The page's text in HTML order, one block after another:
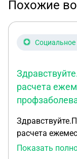
Похожие
Социальное
расчета
расчета
Показать